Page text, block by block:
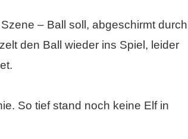
– Ball soll, abgeschirmt durch
den Ball wieder ins Spiel, leider
So tief stand noch keine Elf in